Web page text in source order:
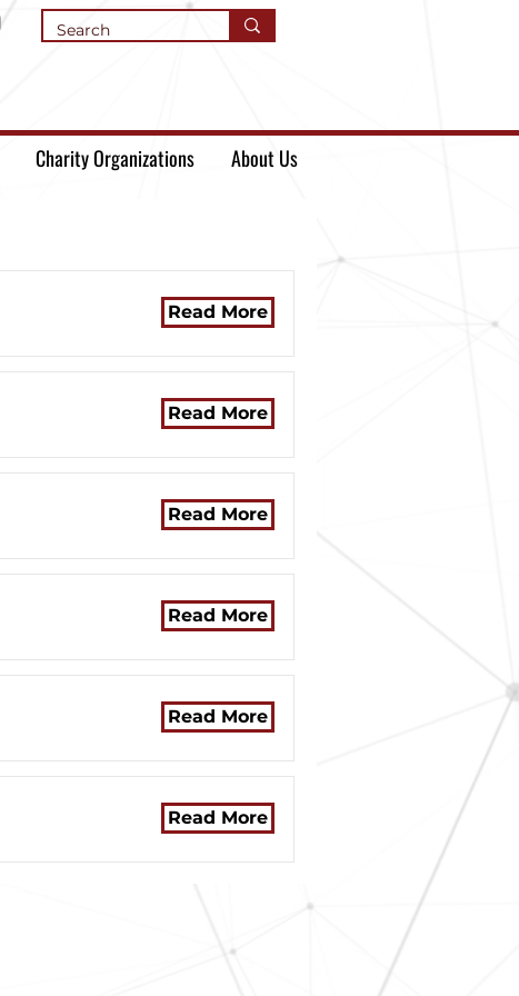
Charity Organizations About Us
Read More
Read More
Read More
Read More
Read More
Read More